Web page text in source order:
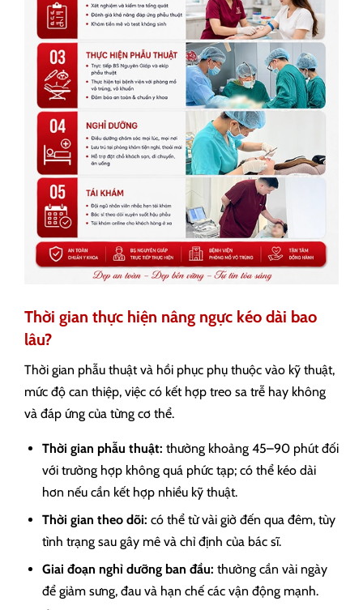
Thời gian thực hiện nâng ngực kéo dài bao
lâu?
Thời gian phẫu thuật và hồi phục phụ thuộc vào kỹ thuật,
mức độ can thiệp, việc có kết hợp treo sa trễ hay không
và đáp ứng của từng cơ thể.
Thời gian phẫu thuật: thường khoảng 45–90 phút đối
với trường hợp không quá phức tạp; có thể kéo dài
hơn nếu cần kết hợp nhiều kỹ thuật.
Thời gian theo dõi: có thể từ vài giờ đến qua đêm, tùy
tình trạng sau gây mê và chỉ định của bác sĩ.
Giai đoạn nghỉ dưỡng ban đầu: thường cần vài ngày
để giảm sưng, đau và hạn chế các vận động mạnh.